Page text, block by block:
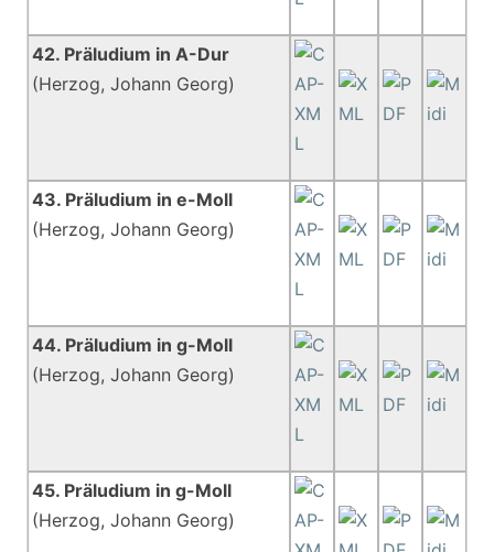
42. Präludium in A-Dur
(Herzog, Johann Georg)
43. Präludium in e-Moll
(Herzog, Johann Georg)
44. Präludium in g-Moll
(Herzog, Johann Georg)
45. Präludium in g-Moll
(Herzog, Johann Georg)